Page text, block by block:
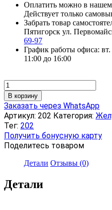
Оплатить можно в
Действует только
Забрать товар
Пятигорск ул.
69-97
График работы офиса:
11:00 до 16:00
Количество
товара
Микс
злаковый,
300
г
В корзину
Заказать через WhatsApp
Артикул: 202 Категория:
Тег: 202
Получить бонусную карту
Поделитесь товаром
Детали Отзывы (0)
Детали